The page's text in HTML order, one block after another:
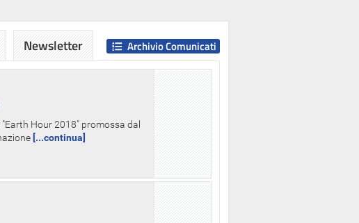
Hour 2018" promossa dal
[...continua]
Archivio Comunicati
Newsletter